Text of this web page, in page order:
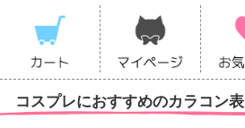
コスプレにおすすめのカラコン表